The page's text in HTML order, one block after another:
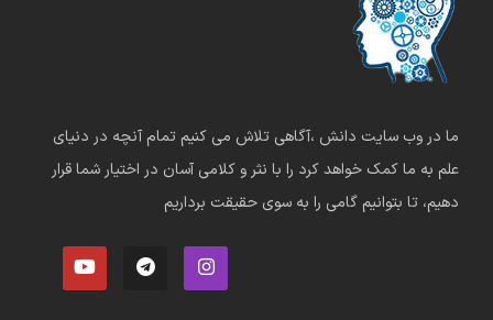
ما در وب سایت دانش ،آگاهی تلاش می کنیم تمام آنچه در دنیای
علم به ما کمک خواهد کرد را با نثر و کلامی آسان در اختیار شما قرار
دهیم، تا بتوانیم گامی را به سوی حقیقت برداریم